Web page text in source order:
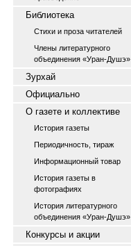
Библиотека
Стихи и проза читателей
Члены литературного
объединения «Уран-Душэ»
Зурхай
Официально
О газете и коллективе
История газеты
Периодичность, тираж
Информационный товар
История газеты в
фотографиях
История литературного
объединения «Уран-Душэ»
Конкурсы и акции